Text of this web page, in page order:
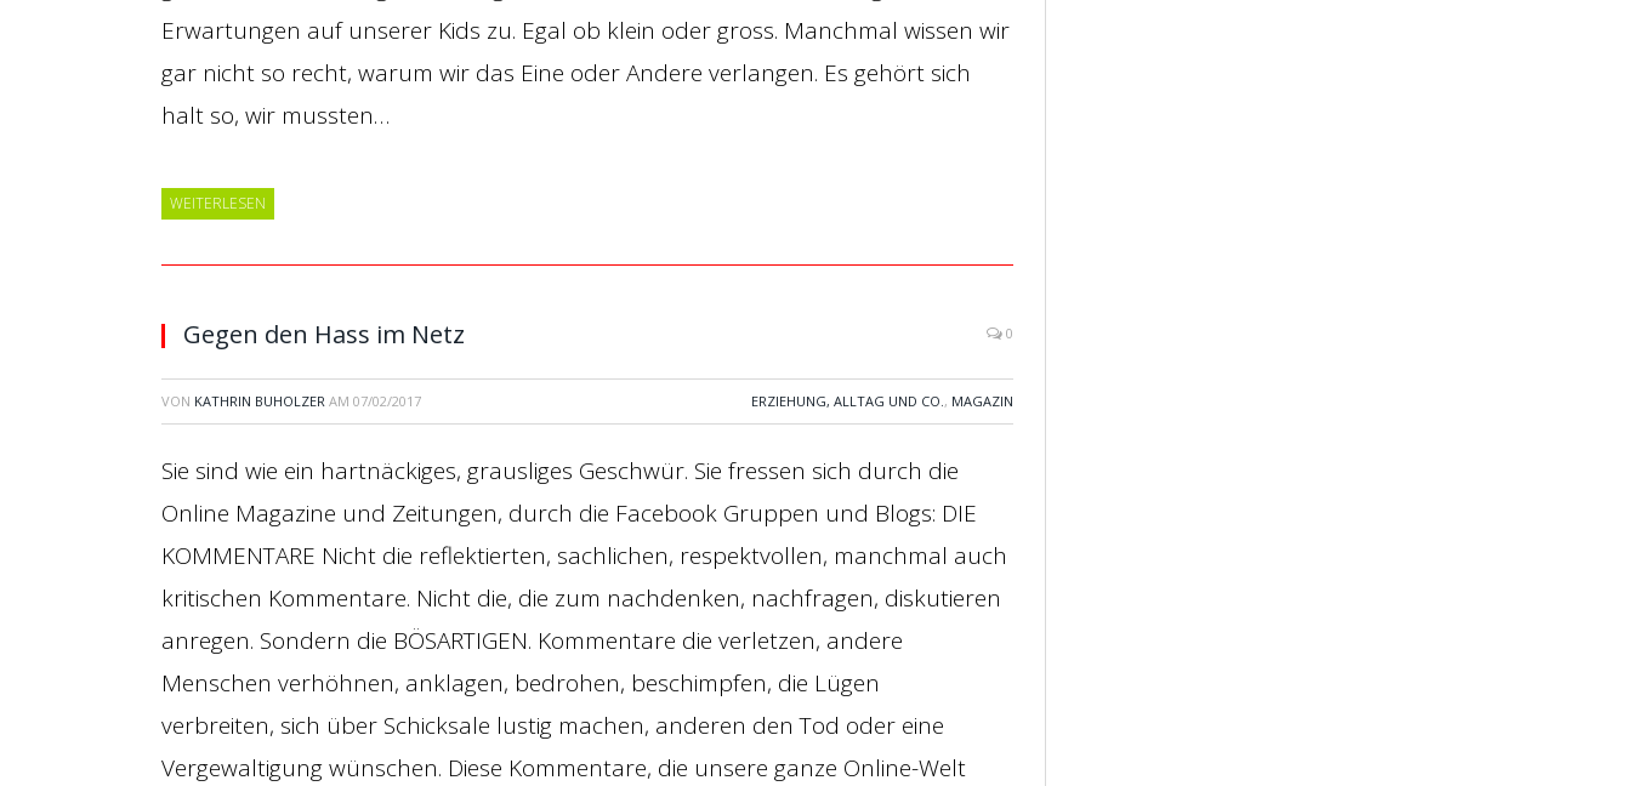
Erwartungen auf unserer Kids zu. Egal ob klein oder gross. Manchmal wissen wir
gar nicht so recht, warum wir das Eine oder Andere verlangen. Es gehört sich
halt so, wir mussten…
WEITERLESEN
Gegen den Hass im Netz 0
VON KATHRIN BUHOLZER AM 07/02/2017 ERZIEHUNG, ALLTAG UND CO. , MAGAZIN
Sie sind wie ein hartnäckiges, grausliges Geschwür. Sie fressen sich durch die
Online Magazine und Zeitungen, durch die Facebook Gruppen und Blogs: DIE
KOMMENTARE Nicht die reflektierten, sachlichen, respektvollen, manchmal auch
kritischen Kommentare. Nicht die, die zum nachdenken, nachfragen, diskutieren
anregen. Sondern die BÖSARTIGEN. Kommentare die verletzen, andere
Menschen verhöhnen, anklagen, bedrohen, beschimpfen, die Lügen
verbreiten, sich über Schicksale lustig machen, anderen den Tod oder eine
Vergewaltigung wünschen. Diese Kommentare, die unsere ganze Online-Welt